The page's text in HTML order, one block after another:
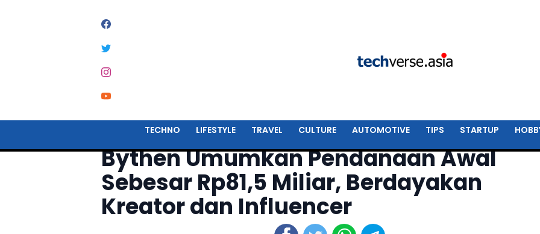
TECHNO LIFESTYLE TRAVEL CULTURE AUTOMOTIVE TIPS STARTUP
Bythen Umumkan Pendanaan Awal
Sebesar Rp81,5 Miliar, Berdayakan
Kreator dan Influencer